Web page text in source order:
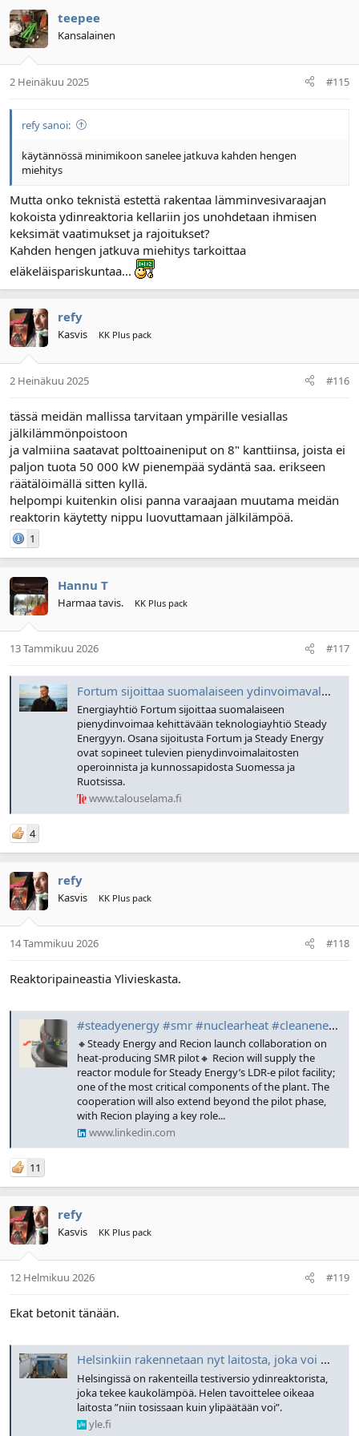
teepee
Kansalainen
2 Heinäkuu 2025 #115
refy sanoi:
käytännössä minimikoon sanelee jatkuva kahden hengen
miehitys
Mutta onko teknistä estettä rakentaa lämminvesivaraajan
kokoista ydinreaktoria kellariin jos unohdetaan ihmisen
keksimät vaatimukset ja rajoitukset?
Kahden hengen jatkuva miehitys tarkoittaa
eläkeläispariskuntaa...
refy
Kasvis KK Plus pack
2 Heinäkuu 2025 #116
tässä meidän mallissa tarvitaan ympärille vesiallas
jälkilämmönpoistoon
ja valmiina saatavat polttoaineniput on 8" kanttiinsa, joista ei
paljon tuota 50 000 kW pienempää sydäntä saa. erikseen
räätälöimällä sitten kyllä.
helpompi kuitenkin olisi panna varaajaan muutama meidän
reaktorin käytetty nippu luovuttamaan jälkilämpöä.
1
Hannu T
Harmaa tavis. KK Plus pack
13 Tammikuu 2026 #117
Fortum sijoittaa suomalaiseen ydinvoimavalmistajaan
Energiayhtiö Fortum sijoittaa suomalaiseen
pienydinvoimaa kehittävään teknologiayhtiö Steady
Energyyn. Osana sijoitusta Fortum ja Steady Energy
ovat sopineet tulevien pienydinvoimalaitosten
operoinnista ja kunnossapidosta Suomessa ja
Ruotsissa.
www.talouselama.fi
4
refy
Kasvis KK Plus pack
14 Tammikuu 2026 #118
Reaktoripaineastia Ylivieskasta.
#steadyenergy #smr #nuclearheat #cleanenergy #europeansupply #energysecurity #recion #ldre | Steady Energy
🔸Steady Energy and Recion launch collaboration on
heat-producing SMR pilot🔸 Recion will supply the
reactor module for Steady Energy’s LDR-e pilot facility;
one of the most critical components of the plant. The
cooperation will also extend beyond the pilot phase,
with Recion playing a key role...
www.linkedin.com
11
refy
Kasvis KK Plus pack
12 Helmikuu 2026 #119
Ekat betonit tänään.
Helsinkiin rakennetaan nyt laitosta, joka voi mullistaa kaupunkien lämmityksen – tällainen on ydinreaktorin testiversio
Helsingissä on rakenteilla testiversio ydinreaktorista,
joka tekee kaukolämpöä. Helen tavoittelee oikeaa
laitosta ”niin tosissaan kuin ylipäätään voi”.
yle.fi